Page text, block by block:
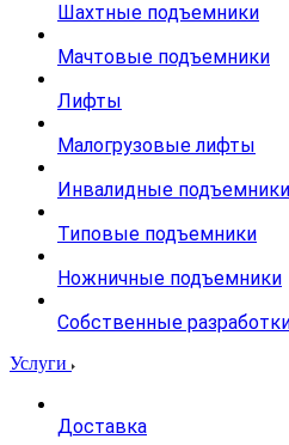
Шахтные подъемники
Мачтовые подъемники
Лифты
Малогрузовые лифты
Инвалидные подъемники
Типовые подъемники
Ножничные подъемники
Собственные
Услуги
Доставка